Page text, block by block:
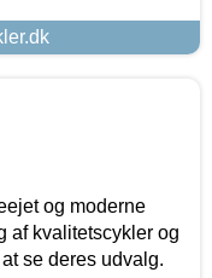
og moderne
af kvalitetscykler og
se deres udvalg.